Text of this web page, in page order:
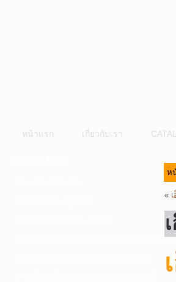
หน้าแรก เกี่ยวกับเรา
D. เครื่องมือก่อสร้าง-เครื่องมืออุตสาหกรรม
ห
«